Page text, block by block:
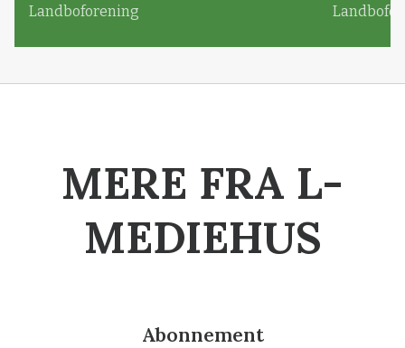
Landboforening
MERE FRA L-
MEDIEHUS
Abonnement